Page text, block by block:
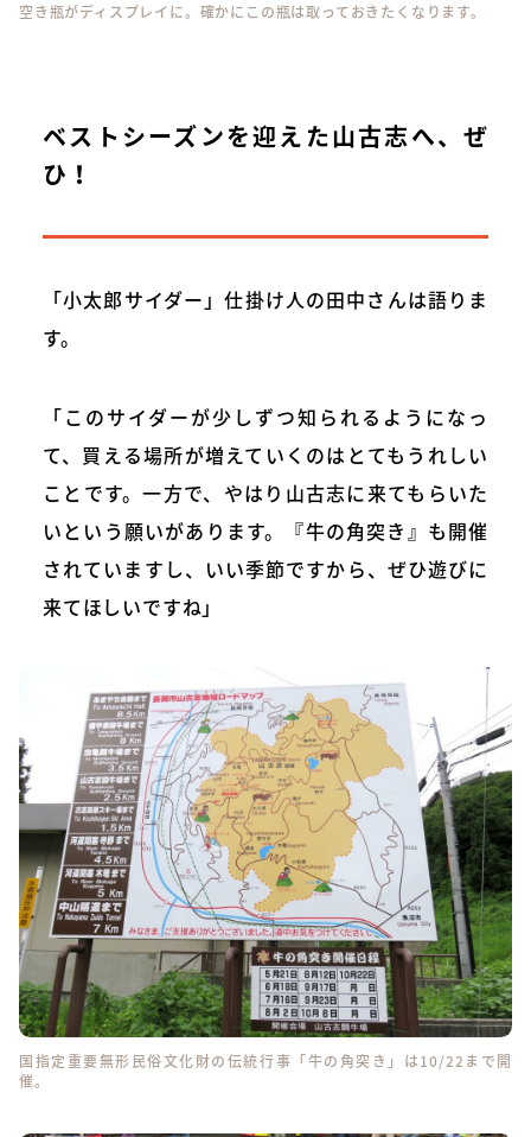
空き瓶がディスプレイに。確かにこの瓶は取っておきたくなります。
ベストシーズンを迎えた山古志へ、ぜ
ひ！
「小太郎サイダー」仕掛け人の田中さんは語りま
す。
「このサイダーが少しずつ知られるようになっ
て、買える場所が増えていくのはとてもうれしい
ことです。一方で、やはり山古志に来てもらいた
いという願いがあります。『牛の角突き』も開催
されていますし、いい季節ですから、ぜひ遊びに
来てほしいですね」
国指定重要無形民俗文化財の伝統行事「牛の角突き」は10/22まで開
催。